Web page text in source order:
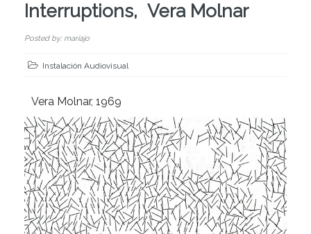
Interruptions, Vera Molnar
Posted by: mariajo
Instalación Audiovisual
Vera Molnar, 1969